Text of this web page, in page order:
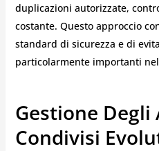
duplicazioni autorizzate,
costante. Questo approccio
standard di sicurezza e di
particolarmente importanti
Gestione Degli
Condivisi